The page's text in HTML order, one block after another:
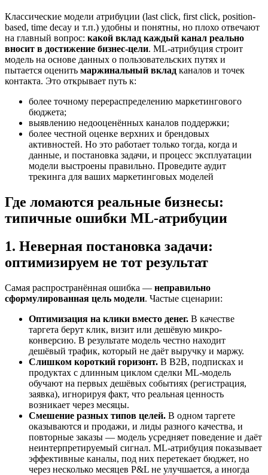
Классические модели атрибуции (last click, first click, position-
based, time decay и т.п.) удобны и понятны, но плохо отвечают
на главный вопрос: какой вклад каждый канал реально
вносит в достижение бизнес-цели. ML-атрибуция строит
модель на основе данных о пользовательских путях и
пытается оценить маржинальный вклад каналов и точек
контакта. Это открывает путь к:
более точному перераспределению маркетингового
бюджета;
выявлению недооценённых каналов поддержки;
более честной оценке верхних и брендовых
активностей. Но это работает только тогда, когда и
данные, и постановка задачи, и процесс эксплуатации
модели выстроены правильно. Проведите аудит
трекинга для ваших маркетинговых моделей
Где ломаются реальные бизнесы:
типичные ошибки ML-атрибуции
1. Неверная постановка задачи:
оптимизируем не тот результат
Самая распространённая ошибка — неправильно
сформулированная цель модели. Частые сценарии:
Оптимизация на клики вместо денег. В качестве
таргета берут клик, визит или дешёвую микро-
конверсию. В результате модель честно находит
дешёвый трафик, который не даёт выручку и маржу.
Слишком короткий горизонт. В B2B, подписках и
продуктах с длинным циклом сделки ML-модель
обучают на первых дешёвых событиях (регистрация,
заявка), игнорируя факт, что реальная ценность
возникает через месяцы.
Смешение разных типов целей. В одном таргете
оказываются и продажи, и лиды разного качества, и
повторные заказы — модель усредняет поведение и даёт
неинтерпретируемый сигнал. ML-атрибуция показывает
эффективные каналы, под них перетекает бюджет, но
через несколько месяцев P&L не улучшается, а иногда